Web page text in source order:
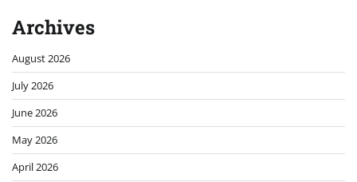
Archives
August 2026
July 2026
June 2026
May 2026
April 2026